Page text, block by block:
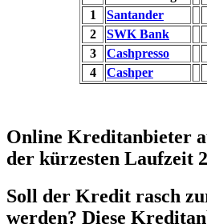
1
Santander
2
SWK Bank
3
Cashpresso
4
Cashper
Online Kreditanbieter
der kürzesten Laufzeit
Soll der Kredit rasch
werden? Diese